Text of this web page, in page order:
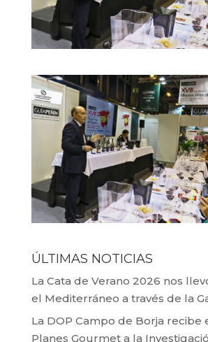
ÚLTIMAS NOTICIAS
La Cata de Verano 2026 nos
el Mediterráneo a través de la
La DOP Campo de Borja recibe
Planes Gourmet a la